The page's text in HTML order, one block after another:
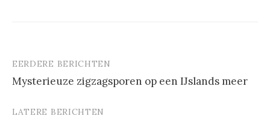
Berichtnavigatie
EERDERE BERICHTEN
Mysterieuze zigzagsporen op een IJslands meer
LATERE BERICHTEN